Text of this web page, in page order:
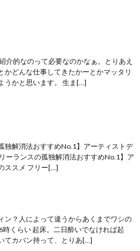
介的なのって必要なのかなぁ。とりあえ
かどんな仕事してきたかーとかマッタリ
うかと思います。 生ま[…]
独解消法おすすめNo.1】アーティストデ
ーランスの孤独解消法おすすめNo.1】ア
ススメ フリー[…]
ン？人によって違うからあくまでワシの
時くらい 起床。二日酔いでなければ起
てカバン持って、とりあ[…]